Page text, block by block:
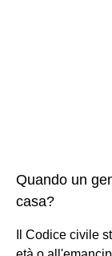
Quando un
casa?
Il Codice civile